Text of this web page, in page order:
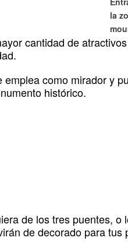
la
cantidad de
emplea como mirador y
histórico.
de los tres puentes,
de decorado para tus